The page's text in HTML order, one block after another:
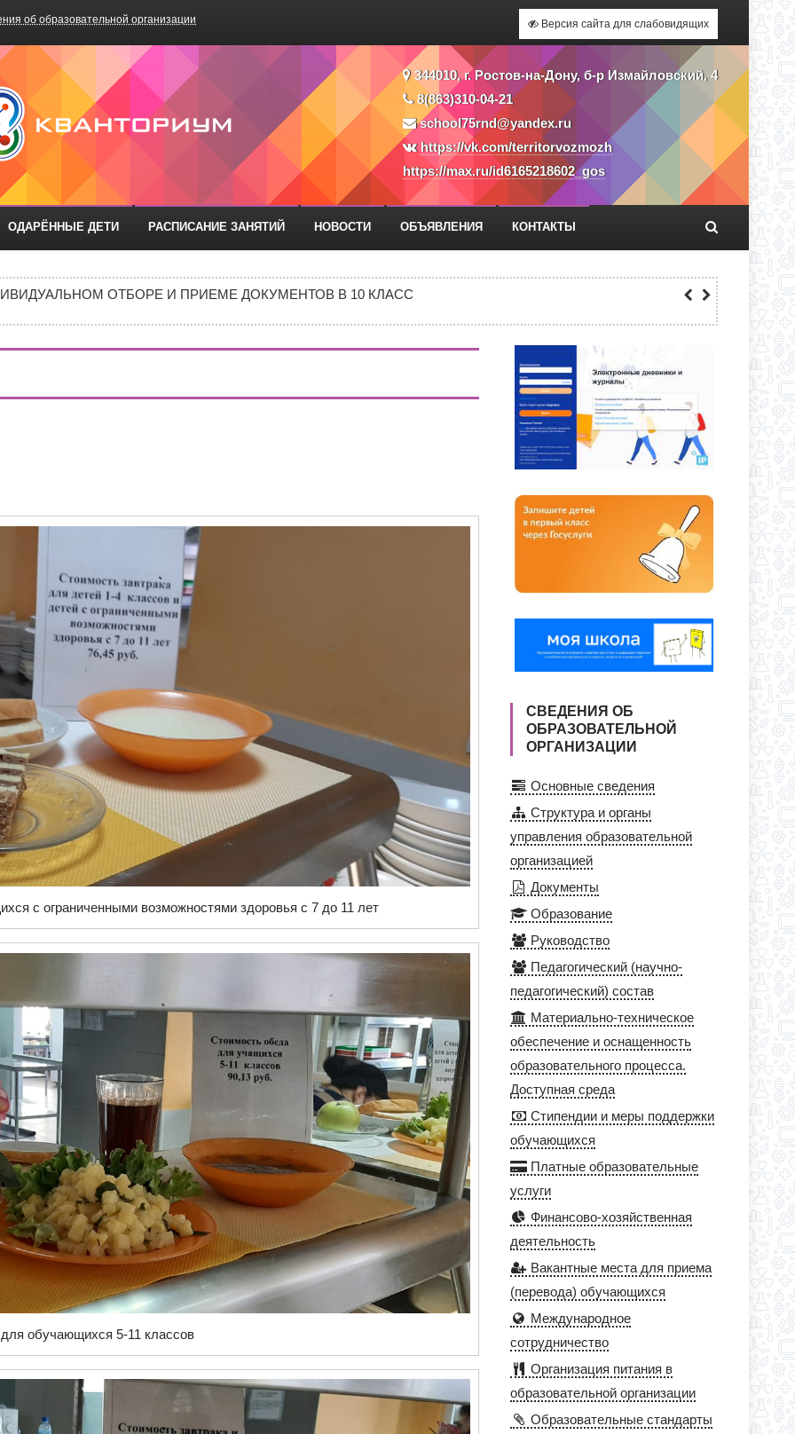
об образовательной организации Версия сайта для слабовидящих
«Школа №75»
344010, г. Ростов-на-Дону, б-р Измайловский, 4
8(863)310-04-21
school75rnd@yandex.ru
https://vk.com/territorvozmozh
https://max.ru/id6165218602_gos
ОДАРЁННЫЕ ДЕТИ РАСПИСАНИЕ ЗАНЯТИЙ НОВОСТИ ОБЪЯВЛЕНИЯ КОНТАКТЫ
ОРГАНИЗАЦИЙ РОСТОВСКОЙ ОБЛАСТИ ДЛЯ ПРИЕМА ЗАЯВЛЕНИЙ В 1 КЛАСС
ОТБОРЕ И ПРИЕМЕ ДОКУМЕНТОВ В 10 КЛАСС
В 10 КЛАСС
В МБОУ «ШКОЛА № 75» ОТКРЫВАЮТСЯ КЛАССЫ ПОЛНОГО ДНЯ ПО АДРЕСУ: УЛ. Ю. ДУБИНИНА,
ОРГАНИЗАЦИЙ РОСТОВСКОЙ ОБЛАСТИ ДЛЯ ПРИЕМА ЗАЯВЛЕНИЙ В 1 КЛАСС
с ограниченными возможностями здоровья с 7 до 11 лет
обучающихся 5-11 классов
СВЕДЕНИЯ ОБ
ОБРАЗОВАТЕЛЬНОЙ
ОРГАНИЗАЦИИ
Основные сведения
Структура и органы
управления образовательной
организацией
Документы
Образование
Руководство
Педагогический (научно-
педагогический) состав
Материально-техническое
обеспечение и оснащенность
образовательного процесса.
Доступная среда
Стипендии и меры поддержки
обучающихся
Платные образовательные
услуги
Финансово-хозяйственная
деятельность
Вакантные места для приема
(перевода) обучающихся
Международное
сотрудничество
Организация питания в
образовательной организации
Образовательные стандарты